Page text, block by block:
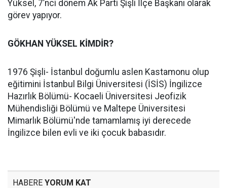
Yüksel, 7’nci dönem Ak Parti Şişli İlçe Başkanı olarak
görev yapıyor.
GÖKHAN YÜKSEL KİMDİR?
1976 Şişli- İstanbul doğumlu aslen Kastamonu olup
eğitimini İstanbul Bilgi Üniversitesi (İSİS) İngilizce
Hazırlık Bölümü- Kocaeli Üniversitesi Jeofizik
Mühendisliği Bölümü ve Maltepe Üniversitesi
Mimarlık Bölümü'nde tamamlamış iyi derecede
İngilizce bilen evli ve iki çocuk babasıdır.
HABERE YORUM KAT